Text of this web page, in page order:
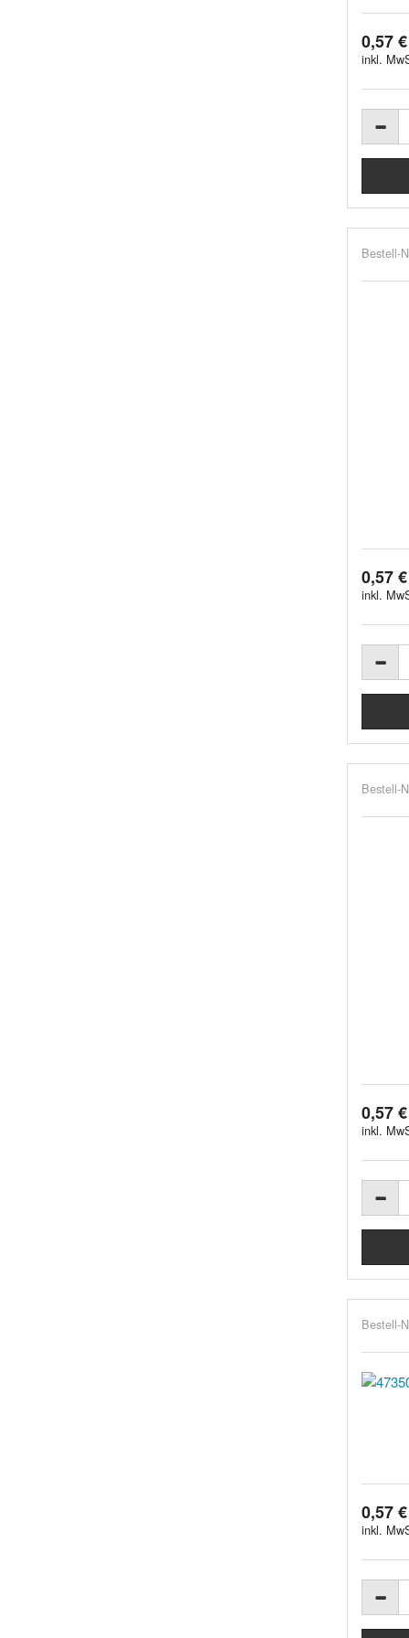
0,57 €
inkl.
Bestell-
0,57 €
inkl.
Bestell-
0,57 €
inkl.
Bestell-
0,57 €
inkl.